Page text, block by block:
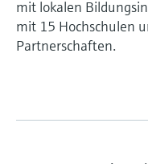
mit lokalen
mit 15 Hochschulen
Partnerschaften.